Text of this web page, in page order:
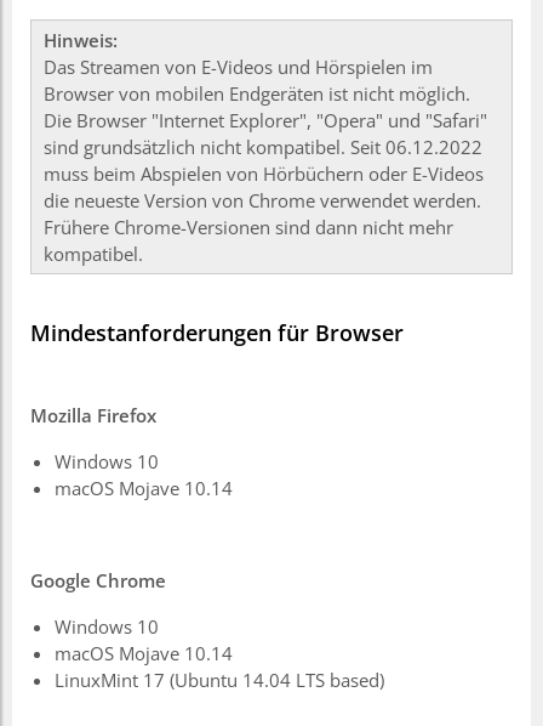
Hinweis:
Das Streamen von E-Videos und Hörspielen im
Browser von mobilen Endgeräten ist nicht möglich.
Die Browser "Internet Explorer", "Opera" und "Safari"
sind grundsätzlich nicht kompatibel. Seit 06.12.2022
muss beim Abspielen von Hörbüchern oder E-Videos
die neueste Version von Chrome verwendet werden.
Frühere Chrome-Versionen sind dann nicht mehr
kompatibel.
Mindestanforderungen für Browser
Mozilla Firefox
Windows 10
macOS Mojave 10.14
Google Chrome
Windows 10
macOS Mojave 10.14
LinuxMint 17 (Ubuntu 14.04 LTS based)